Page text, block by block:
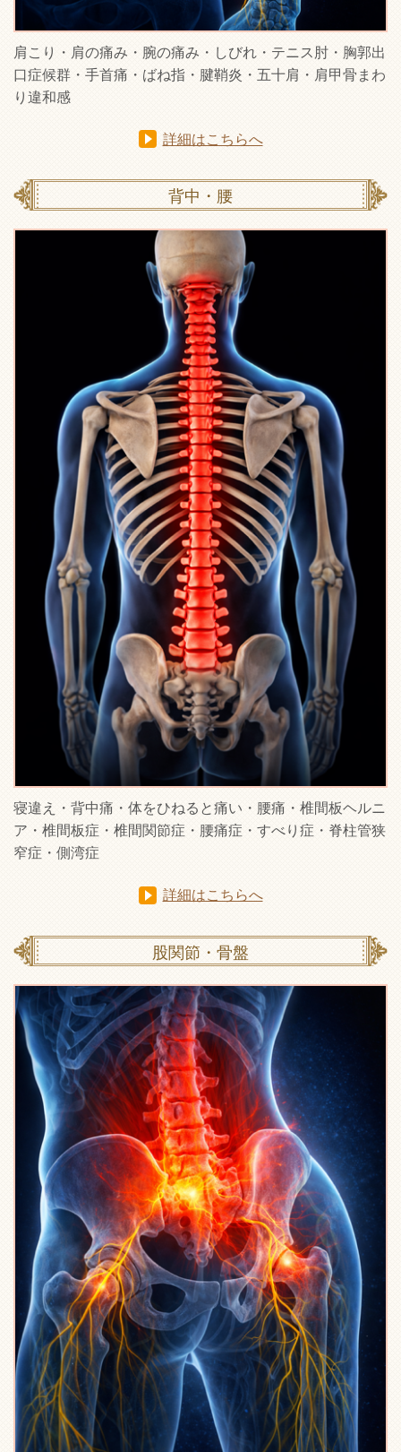
肩こり・肩の痛み・腕の痛み・しびれ・テニス肘・胸郭出
口症候群・手首痛・ばね指・腱鞘炎・五十肩・肩甲骨まわ
り違和感
詳細はこちらへ
背中・腰
寝違え・背中痛・体をひねると痛い・腰痛・椎間板ヘルニ
ア・椎間板症・椎間関節症・腰痛症・すべり症・脊柱管狭
窄症・側湾症
詳細はこちらへ
股関節・骨盤